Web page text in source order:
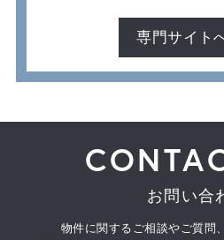
専門サイト
お問い合
物件に関するご相談やご質問